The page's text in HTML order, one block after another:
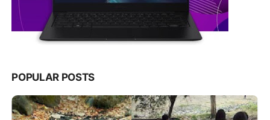
POPULAR POSTS